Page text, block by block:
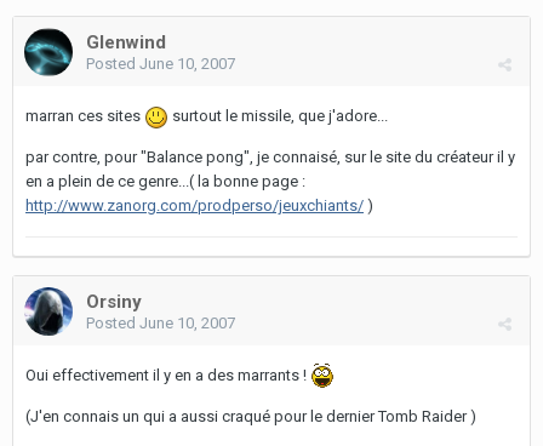
Glenwind
Posted June 10, 2007
marran ces sites surtout le missile, que j'adore...
par contre, pour "Balance pong", je connaisé, sur le site du créateur il y
en a plein de ce genre...( la bonne page :
http://www.zanorg.com/prodperso/jeuxchiants/ )
Orsiny
Posted June 10, 2007
Oui effectivement il y en a des marrants !
(J'en connais un qui a aussi craqué pour le dernier Tomb Raider )